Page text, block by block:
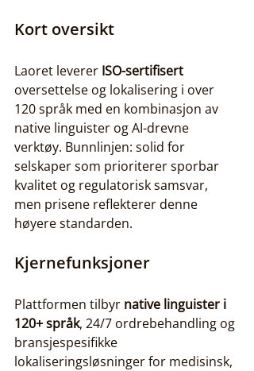
Kort oversikt
Laoret leverer ISO-sertifisert
oversettelse og lokalisering i over
120 språk med en kombinasjon av
native linguister og AI-drevne
verktøy. Bunnlinjen: solid for
selskaper som prioriterer sporbar
kvalitet og regulatorisk samsvar,
men prisene reflekterer denne
høyere standarden.
Kjernefunksjoner
Plattformen tilbyr native linguister i
120+ språk, 24/7 ordrebehandling og
bransjespesifikke
lokaliseringsløsninger for medisinsk,